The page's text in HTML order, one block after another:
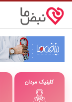
کلینیک مردان